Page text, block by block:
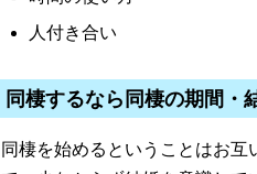
人付き合い
同棲するなら同棲の期間・
同棲を始めるということはお